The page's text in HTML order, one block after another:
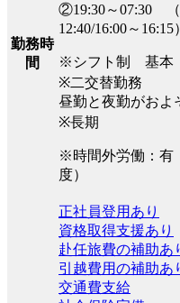
勤務時
間
②19:30～07:30 （
12:40/16:00～16:15）
※シフト制 基本
※二交替勤務
昼勤と夜勤がおよ
※長期
※時間外労働：有
度）
正社員登用あり
資格取得支援あり
赴任旅費の補助あ
引越費用の補助あ
交通費支給